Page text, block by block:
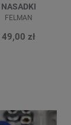
NASADKI
FELMAN
49,00 zł